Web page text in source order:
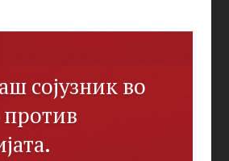
сојузник во
против